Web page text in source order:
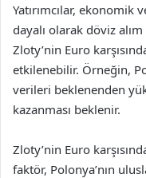
Yatırımcılar,
dayalı olarak döviz
Zloty’nin Euro
etkilenebilir. Örneğin,
verileri beklenenden
kazanması beklenir.
Zloty’nin Euro
faktör, Polonya’nın